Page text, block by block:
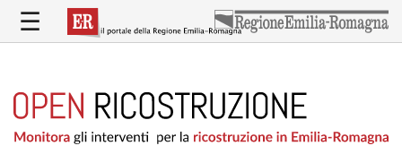
contenuto
RICOSTRUZIONE
PUBBLICA
☰